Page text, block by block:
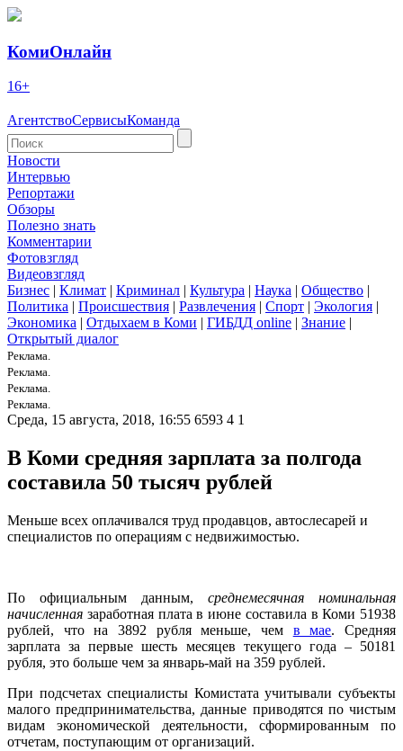
КомиОнлайн
16+
АгентствоСервисыКоманда
Новости
Интервью
Репортажи
Обзоры
Полезно знать
Комментарии
Фотовзгляд
Видеовзгляд
Бизнес | Климат | Криминал | Культура | Наука | Общество |
Политика | Происшествия | Развлечения | Спорт | Экология |
Экономика | Отдыхаем в Коми | ГИБДД online | Знание |
Открытый диалог
Реклама.
Реклама.
Реклама.
Реклама.
Среда, 15 августа, 2018, 16:55 6593 4 1
В Коми средняя зарплата за полгода
составила 50 тысяч рублей
Меньше всех оплачивался труд продавцов, автослесарей и
специалистов по операциям с недвижимостью.
По официальным данным, среднемесячная номинальная
начисленная заработная плата в июне составила в Коми 51938
рублей, что на 3892 рубля меньше, чем в мае. Средняя
зарплата за первые шесть месяцев текущего года – 50181
рубля, это больше чем за январь-май на 359 рублей.
При подсчетах специалисты Комистата учитывали субъекты
малого предпринимательства, данные приводятся по чистым
видам экономической деятельности, сформированным по
отчетам, поступающим от организаций.